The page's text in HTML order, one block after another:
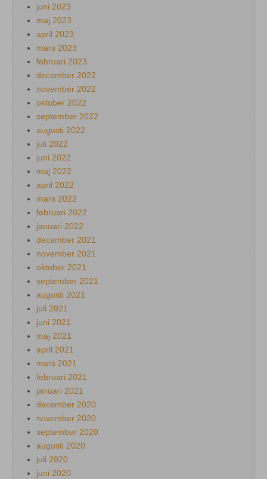
juni 2023
maj 2023
april 2023
mars 2023
februari 2023
december 2022
november 2022
oktober 2022
september 2022
augusti 2022
juli 2022
juni 2022
maj 2022
april 2022
mars 2022
februari 2022
januari 2022
december 2021
november 2021
oktober 2021
september 2021
augusti 2021
juli 2021
juni 2021
maj 2021
april 2021
mars 2021
februari 2021
januari 2021
december 2020
november 2020
september 2020
augusti 2020
juli 2020
juni 2020